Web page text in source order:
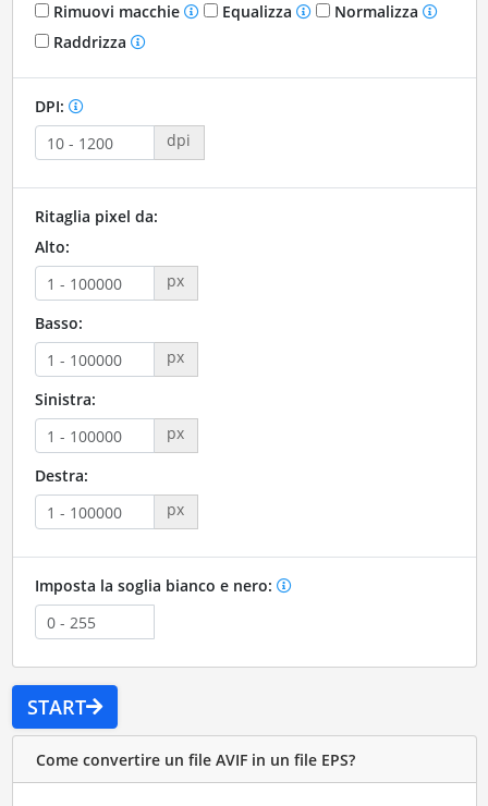
Rimuovi macchie
Equalizza
Normalizza
Raddrizza
DPI:
dpi
Ritaglia pixel da:
Alto:
px
Basso:
px
Sinistra:
px
Destra:
px
Imposta la soglia bianco e nero:
START
Come convertire un file AVIF in un file EPS?